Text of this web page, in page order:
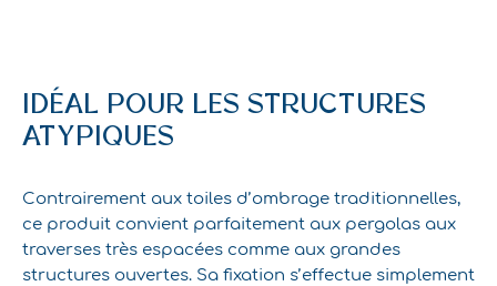
IDÉAL POUR LES STRUCTURES
ATYPIQUES
Contrairement aux toiles d’ombrage traditionnelles,
ce produit convient parfaitement aux pergolas aux
traverses très espacées comme aux grandes
structures ouvertes. Sa fixation s’effectue simplement